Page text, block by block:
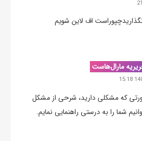
اف لاین شویم
مارال‌هاست
که مشکلی دارید، شرحی از مشکل
شما را به درستی راهنمایی نمایم.